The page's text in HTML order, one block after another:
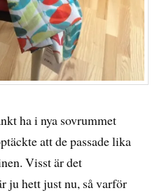
ha i nya sovrummet
att de passade lika
Visst är det
ju hett just nu, så varför